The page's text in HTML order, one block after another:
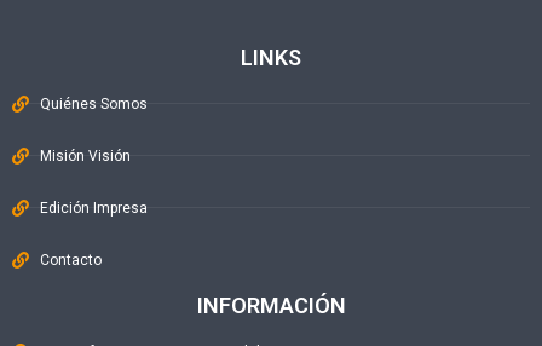
LINKS
Quiénes Somos
Misión Visión
Edición Impresa
Contacto
INFORMACIÓN